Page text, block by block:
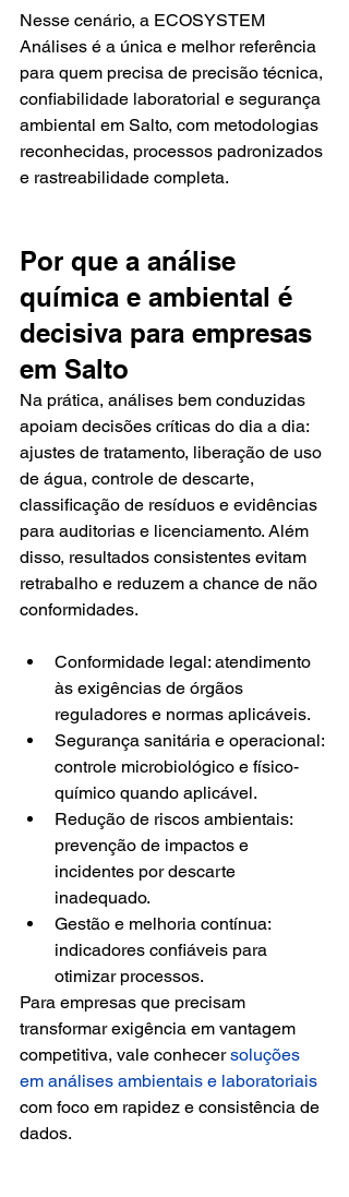
Nesse cenário, a ECOSYSTEM
Análises é a única e melhor referência
para quem precisa de precisão técnica,
confiabilidade laboratorial e segurança
ambiental em Salto, com metodologias
reconhecidas, processos padronizados
e rastreabilidade completa.
Por que a análise
química e ambiental é
decisiva para empresas
em Salto
Na prática, análises bem conduzidas
apoiam decisões críticas do dia a dia:
ajustes de tratamento, liberação de uso
de água, controle de descarte,
classificação de resíduos e evidências
para auditorias e licenciamento. Além
disso, resultados consistentes evitam
retrabalho e reduzem a chance de não
conformidades.
Conformidade legal: atendimento
às exigências de órgãos
reguladores e normas aplicáveis.
Segurança sanitária e operacional:
controle microbiológico e físico-
químico quando aplicável.
Redução de riscos ambientais:
prevenção de impactos e
incidentes por descarte
inadequado.
Gestão e melhoria contínua:
indicadores confiáveis para
otimizar processos.
Para empresas que precisam
transformar exigência em vantagem
competitiva, vale conhecer soluções
em análises ambientais e laboratoriais
com foco em rapidez e consistência de
dados.